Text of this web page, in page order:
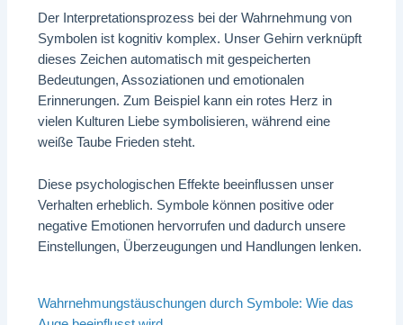
Der Interpretationsprozess bei der Wahrnehmung von
Symbolen ist kognitiv komplex. Unser Gehirn verknüpft
dieses Zeichen automatisch mit gespeicherten
Bedeutungen, Assoziationen und emotionalen
Erinnerungen. Zum Beispiel kann ein rotes Herz in
vielen Kulturen Liebe symbolisieren, während eine
weiße Taube Frieden steht.
Diese psychologischen Effekte beeinflussen unser
Verhalten erheblich. Symbole können positive oder
negative Emotionen hervorrufen und dadurch unsere
Einstellungen, Überzeugungen und Handlungen lenken.
Wahrnehmungstäuschungen durch Symbole: Wie das